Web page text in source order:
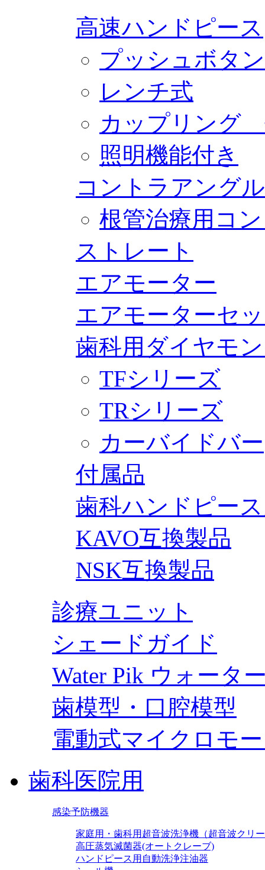
高速ハンドピース
プッシュボタン
レンチ式
カップリング
照明機能付き
コントラアングル
根管治療用コ
ストレート
エアモーター
エアモーターセ
歯科用ダイヤモ
TFシリーズ
TRシリーズ
カーバイドバー
付属品
歯科ハンドピー
KAVO互換製品
NSK互換製品
診療ユニット
シェードガイド
Water Pik ウォータ
歯模型・口腔模型
電動式マイクロモ
歯科医院用
感染予防機器
家庭用・歯科用超音波洗浄機（超音波クリ
高圧蒸気滅菌器(オートクレーブ)
ハンドピース用自動洗浄注油器